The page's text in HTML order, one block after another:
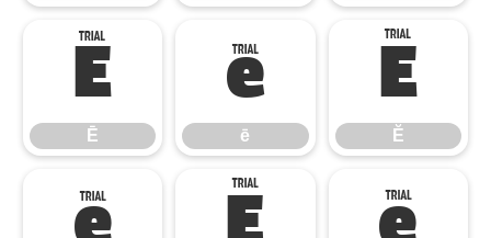
Ē
Ē
ē
ē
Ĕ
Ĕ